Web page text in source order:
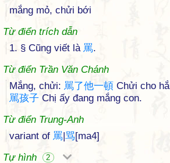
mắng mỏ, chửi bới
Từ điển trích dẫn
1. § Cũng viết là 罵.
Từ điển Trần Văn Chánh
Mắng, chửi: 駡了他一頓 Chửi cho
駡孩子 Chị ấy đang mắng con.
Từ điển Trung-Anh
variant of 罵|骂[ma4]
Tự hình
2